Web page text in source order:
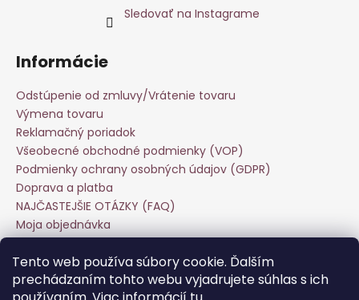
Tento web používa súbory cookie. Ďalším
prechádzaním tohto webu vyjadrujete súhlas s ich
Sledovať na Instagrame
Informácie
Odstúpenie od zmluvy/Vrátenie tovaru
Výmena tovaru
Reklamačný poriadok
Všeobecné obchodné podmienky (VOP)
Podmienky ochrany osobných údajov (GDPR)
Doprava a platba
NAJČASTEJŠIE OTÁZKY (FAQ)
Moja objednávka
Veľkoobchod
Hodnotenie obchodu